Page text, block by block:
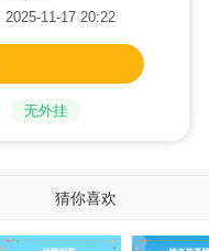
2025-11-17 20:22
无外挂
猜你喜欢